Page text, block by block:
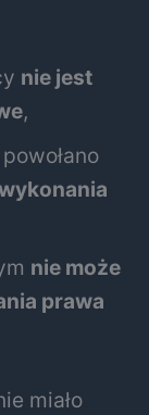
nie jest
,
nie może
prawa
miało